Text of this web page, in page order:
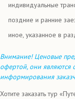
индивидуальные
поздние и ранние
иное, указанное в
Внимание! Ценовые
офертой, они являются
информирования
Хотите заказать тур